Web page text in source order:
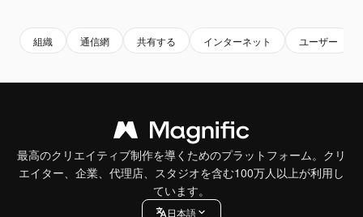
組織 通信網 共有する インターネット ユーザー
最高のクリエイティブ制作を導くためのプラットフォーム。クリ
エイター、企業、代理店、スタジオを含む100万人以上が利用し
ています。
日本語